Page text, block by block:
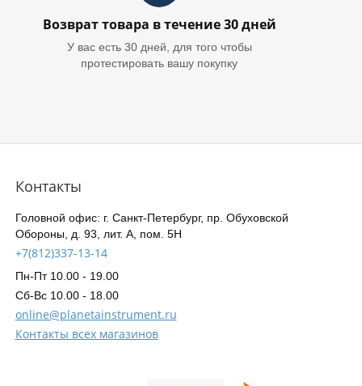
Возврат товара в течение 30 дней
У вас есть 30 дней, для того чтобы
протестировать вашу покупку
Контакты
Головной офис: г. Санкт-Петербург, пр. Обуховской
Обороны, д. 93, лит. А, пом. 5Н
+7(812)337-13-14
Пн-Пт 10.00 - 19.00
Сб-Вс 10.00 - 18.00
online@planetainstrument.ru
Контакты всех магазинов